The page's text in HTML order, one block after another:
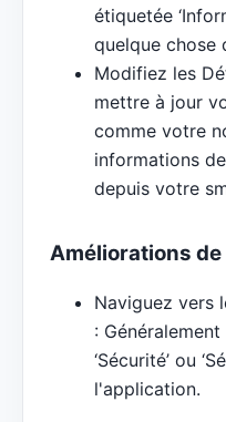
étiquetée
quelque chose
Modifiez les
mettre à jour
comme votre
informations
depuis votre
Améliorations
Naviguez vers
:
‘Sécurité’ ou
l'application.